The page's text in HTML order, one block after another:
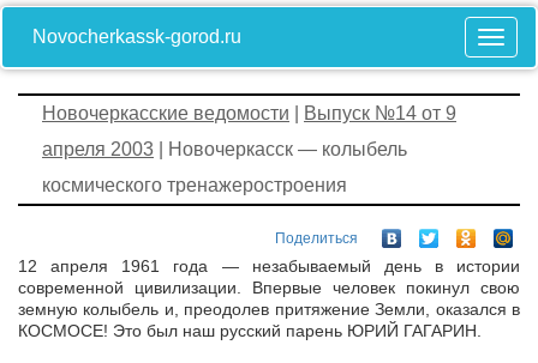
Novocherkassk-gorod.ru
Новочеркасские ведомости
Выпуск №14 от 9
апреля 2003 | Новочеркасск — колыбель
космического тренажеростроения
Поделиться
12 апреля 1961 года — незабываемый день в истории
современной цивилизации. Впервые человек покинул свою
земную колыбель и, преодолев притяжение Земли, оказался в
КОСМОСЕ! Это был наш русский парень ЮРИЙ ГАГАРИН.